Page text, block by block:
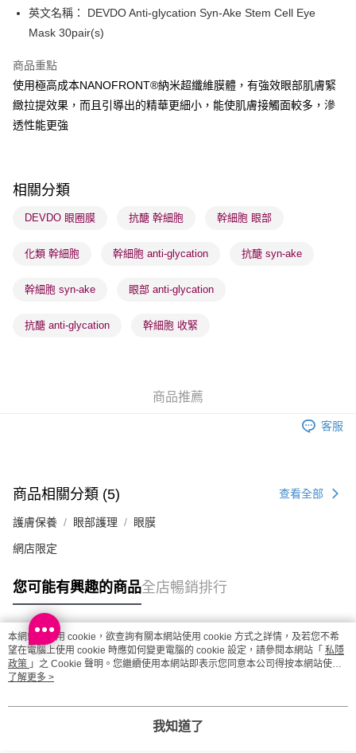
送貨方式
每筆HK$65.00，滿HK$300.00或以上免運費
順豐站及營業點 - 確認發貨後1-3個工作天送達
每筆HK$65.00，滿HK$300.00或以上免運費
每筆HK$65.00，滿HK$300.00或以上免運費
(香港門市) 只顯示可選門市。確認發貨後2-5個工作天到店，3天內
取。逾期會取消訂單，並不會安排重寄
(澳門門市) 只顯示可選門市。確認發貨後2-5個工作天到店，3天內
取。逾期會取消訂單，並不會安排重寄
英文名稱： DEVDO Anti-glycation Syn-Ake Stem Cell Eye
Mask 30pair(s)
商品重點
使用極高成本NANOFRONT®納米超纖維膜體，有強效眼部肌膚緊
緻拉提效果，而且引導出的精華更細小，能使肌膚接觸面較多，滲
透性能更強
相關分類
DEVDO 眼圈膜 抗醣 幹細胞 幹細胞 眼部
化類 幹細胞 幹細胞 anti-glycation 抗醣 syn-ake
幹細胞 syn-ake 眼部 anti-glycation
抗醣 anti-glycation 幹細胞 收緊
商品推薦
客服
商品相關分類 (5) 查看全部
護膚保養 眼部護理 眼膜
網店限定
您可能有興趣的商品全店暢銷排行
熱門標籤
熱銷排行
本網站中使用 cookie，欲查詢有關本網站使用 cookie 方式之詳情，及若您不希
望在電腦上使用 cookie 時應如何變更電腦的 cookie 設定，請參閱本網站「 私隱
政策 」之 Cookie 聲明。您繼續使用本網站即表示您同意本公司得按本網站使用
條款之 Cookie 聲明使用 cookie。
了解更多 >
我知道了